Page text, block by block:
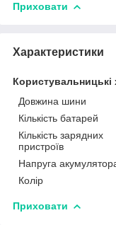
Приховати
Характеристики
Користувальницькі
Довжина шини
Кількість батарей
Кількість зарядних
пристроїв
Напруга
Колір
Приховати